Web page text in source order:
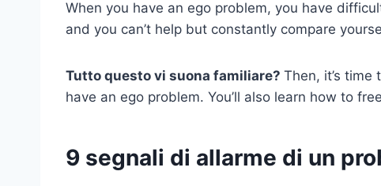
When you have an ego problem, you have
and you can’t help but constantly compare
Tutto questo vi suona familiare? Then, it’s
have an ego problem. You’ll also learn how to
9 segnali di allarme di un